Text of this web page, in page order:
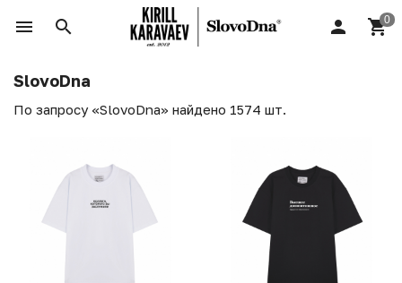
SlovoDna
По запросу «SlovoDna» найдено 1574 шт.